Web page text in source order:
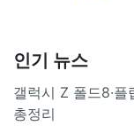
인기 뉴스
갤럭시 Z 폴드8·
총정리